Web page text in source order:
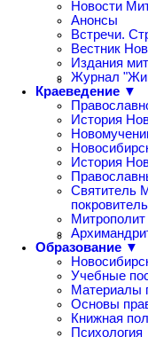
Новости
Анонсы
Встречи.
Вестник
Издания
Журнал
Краеведение ▼
История
История
Святитель
Образование ▼
Учебные
Материалы
Основы
Книжная
Психология